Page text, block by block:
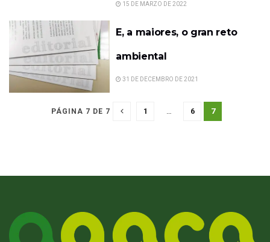
15 DE MARZO DE 2022
E, a maiores, o gran reto
ambiental
31 DE DECEMBRO DE 2021
PÁGINA 7 DE 7 1 6 7